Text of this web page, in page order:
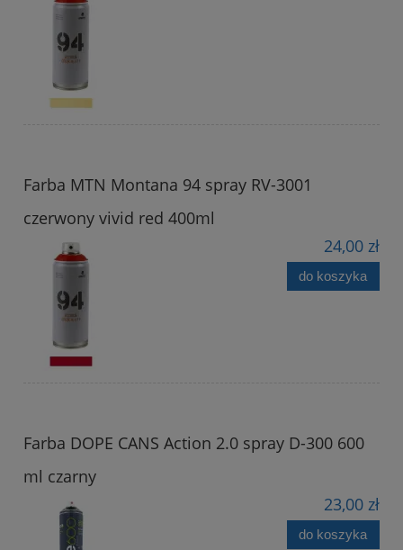
Farba MTN Montana 94 spray RV-3001
czerwony vivid red 400ml
24,00 zł
do koszyka
Farba DOPE CANS Action 2.0 spray D-300 600
ml czarny
23,00 zł
do koszyka